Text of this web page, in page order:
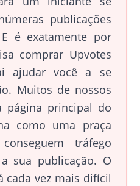
publicações
é exatamente por
comprar Upvotes
ajudar você a se
Muitos de nossos
página principal do
como uma praça
tráfego
sua publicação. O
cada vez mais difícil